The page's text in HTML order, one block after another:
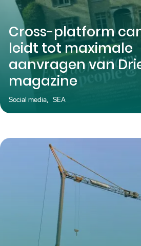
Cross-platform
leidt tot maximale
aanvragen van
magazine
Social media, SEA